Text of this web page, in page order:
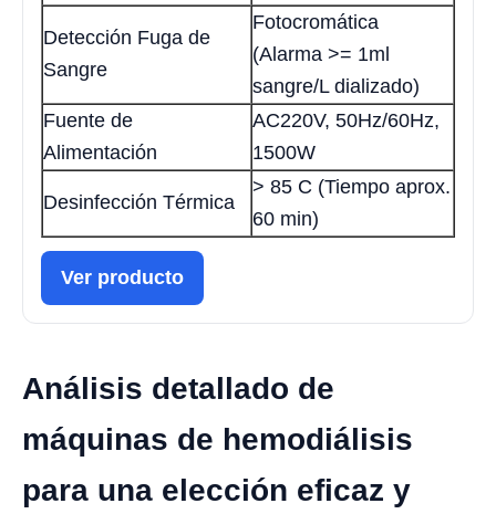
Detección Fuga de
Sangre
Fotocromática
(Alarma >= 1ml
sangre/L dializado)
Fuente de
Alimentación
AC220V, 50Hz/60Hz,
1500W
Desinfección Térmica
> 85 C (Tiempo aprox.
60 min)
Ver producto
Análisis detallado de
máquinas de hemodiálisis
para una elección eficaz y